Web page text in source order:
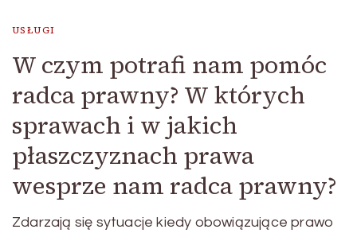
USŁUGI
W czym potrafi nam pomóc
radca prawny? W których
sprawach i w jakich
płaszczyznach prawa
wesprze nam radca prawny?
Zdarzają się sytuacje kiedy obowiązujące prawo